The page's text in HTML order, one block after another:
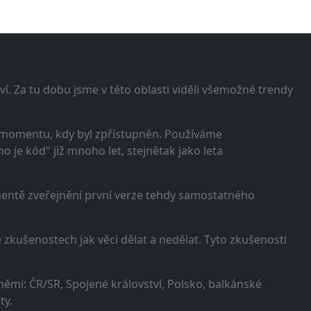
Za tu dobu jsme v této oblasti viděli všemožné trendy
kdy byl zpřístupněn. Používáme
je kód" již mnoho let, stejnětak jako leta
zveřejnění první verze tehdy samostatného
jak věci dělat a nedělat. Tyto zkušenosti
ČR/SR, Spojené království, Polsko, balkánské